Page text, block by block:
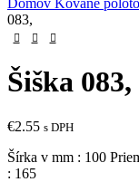
Domov Kované
083,
Šiška 083,
€2.55 s DPH
Šírka v mm : 100
: 165